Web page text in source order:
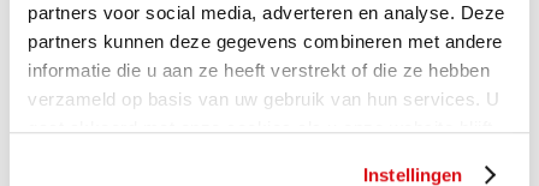
partners voor social media, adverteren en analyse. Deze
partners kunnen deze gegevens combineren met andere
informatie die u aan ze heeft verstrekt of die ze hebben
verzameld op basis van uw gebruik van hun services. U
gaat akkoord met onze cookies als u onze website blijft
Instellingen